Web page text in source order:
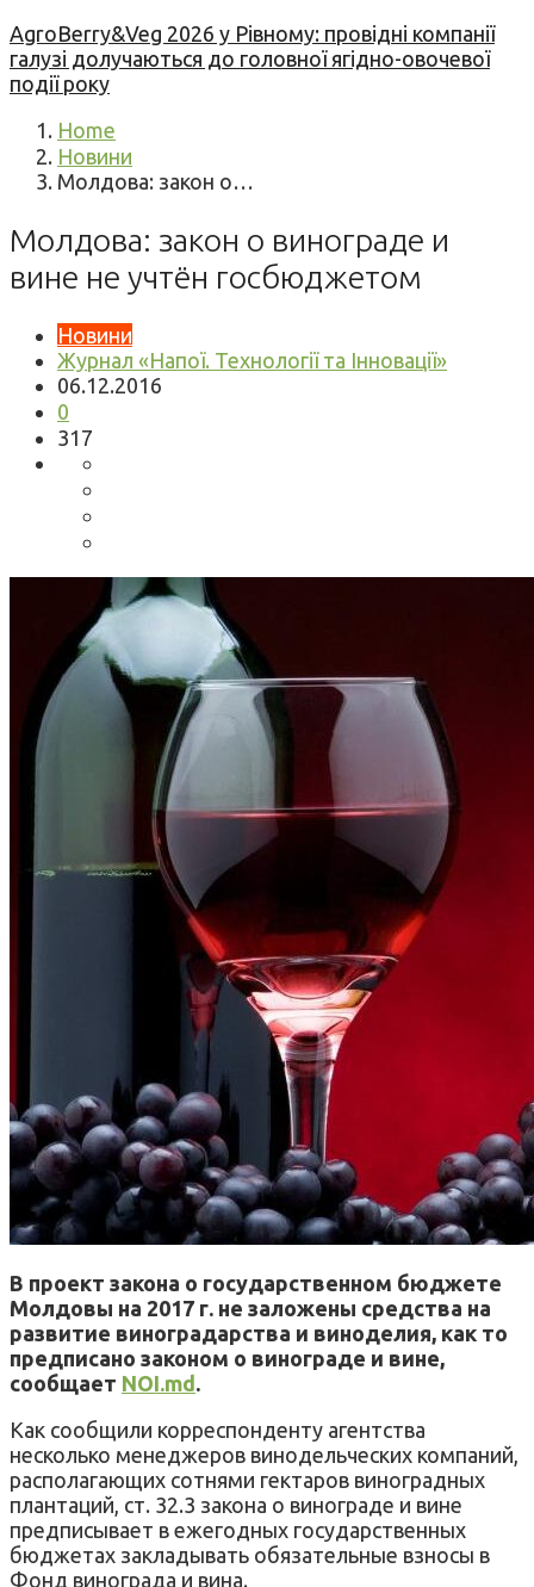
AgroBerry&Veg 2026 у Рівному: провідні компанії
галузі долучаються до головної ягідно-овочевої
події року
Home
Новини
Молдова: закон о…
Молдова: закон о винограде и
вине не учтён госбюджетом
Новини
Журнал «Напої. Технології та Інновації»
06.12.2016
0
317
В проект закона о государственном бюджете
Молдовы на 2017 г. не заложены средства на
развитие виноградарства и виноделия, как то
предписано законом о винограде и вине,
сообщает NOI.md.
Как сообщили корреспонденту агентства
несколько менеджеров винодельческих компаний,
располагающих сотнями гектаров виноградных
плантаций, ст. 32.3 закона о винограде и вине
предписывает в ежегодных государственных
бюджетах закладывать обязательные взносы в
Фонд винограда и вина.